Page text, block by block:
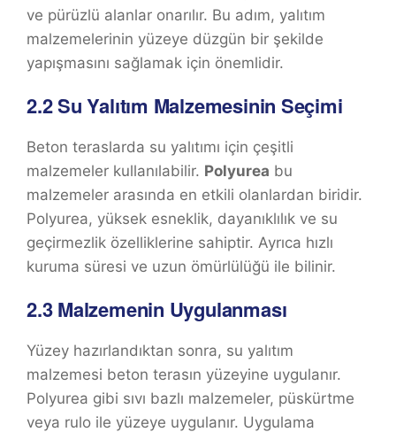
ve pürüzlü alanlar onarılır. Bu adım, yalıtım
malzemelerinin yüzeye düzgün bir şekilde
yapışmasını sağlamak için önemlidir.
2.2Su Yalıtım Malzemesinin Seçimi
Beton teraslarda su yalıtımı için çeşitli
malzemeler kullanılabilir. Polyurea bu
malzemeler arasında en etkili olanlardan biridir.
Polyurea, yüksek esneklik, dayanıklılık ve su
geçirmezlik özelliklerine sahiptir. Ayrıca hızlı
kuruma süresi ve uzun ömürlülüğü ile bilinir.
2.3Malzemenin Uygulanması
Yüzey hazırlandıktan sonra, su yalıtım
malzemesi beton terasın yüzeyine uygulanır.
Polyurea gibi sıvı bazlı malzemeler, püskürtme
veya rulo ile yüzeye uygulanır. Uygulama